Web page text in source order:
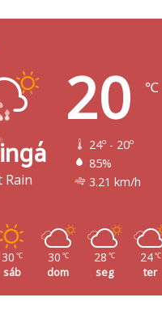
Rain
20 ℃
24º - 20º
85%
3.21 km/h
30 ℃
sáb
30 ℃
dom
28 ℃
seg
24 ℃
ter